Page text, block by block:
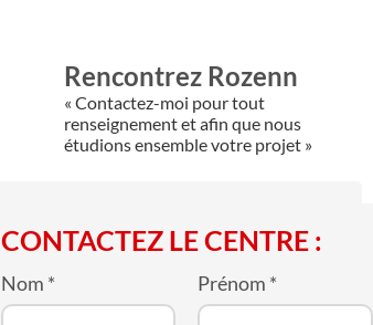
Rencontrez Rozenn
« Contactez-moi pour tout
renseignement et afin que nous
étudions ensemble votre projet »
CONTACTEZ LE CENTRE :
Nom * Prénom *